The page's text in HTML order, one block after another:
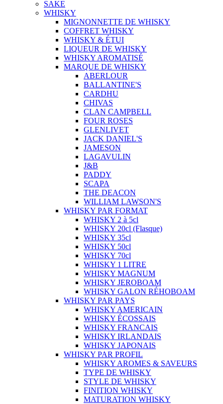
SAKE
WHISKY
MIGNONNETTE DE WHISKY
COFFRET WHISKY
WHISKY & ÉTUI
LIQUEUR DE WHISKY
WHISKY AROMATISÉ
MARQUE DE WHISKY
ABERLOUR
BALLANTINE'S
CARDHU
CHIVAS
CLAN CAMPBELL
FOUR ROSES
GLENLIVET
JACK DANIEL'S
JAMESON
LAGAVULIN
J&B
PADDY
SCAPA
THE DEACON
WILLIAM LAWSON'S
WHISKY PAR FORMAT
WHISKY 2 à 5cl
WHISKY 20cl (Flasque)
WHISKY 35cl
WHISKY 50cl
WHISKY 70cl
WHISKY 1 LITRE
WHISKY MAGNUM
WHISKY JEROBOAM
WHISKY GALON RÉHOBOAM
WHISKY PAR PAYS
WHISKY AMERICAIN
WHISKY ÉCOSSAIS
WHISKY FRANCAIS
WHISKY IRLANDAIS
WHISKY JAPONAIS
WHISKY PAR PROFIL
WHISKY AROMES & SAVEURS
TYPE DE WHISKY
STYLE DE WHISKY
FINITION WHISKY
MATURATION WHISKY